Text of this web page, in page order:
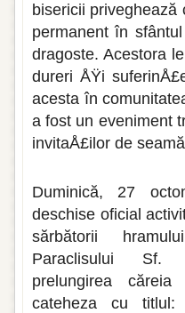
bisericii
permanent în
dra­goste. Acestora
dureri ÅŸi
acesta în
a fost un eveniment
invitaÅ£ilor de
Duminică, 27
deschise oficial
sărbătorii
Paraclisului Sf.
prelungirea
cateheza cu titlul: